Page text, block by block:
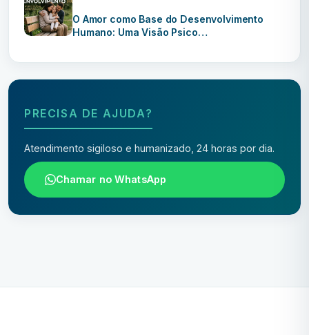
O Amor como Base do Desenvolvimento
Humano: Uma Visão Psico…
PRECISA DE AJUDA?
Atendimento sigiloso e humanizado, 24 horas por dia.
Chamar no WhatsApp